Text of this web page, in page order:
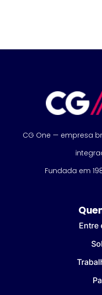
CG One — empresa
Fundada em
Entre